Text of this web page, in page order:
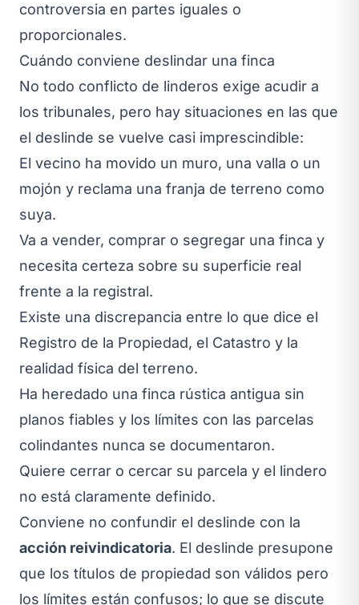
controversia en partes iguales o
proporcionales.
Cuándo conviene deslindar una finca
No todo conflicto de linderos exige acudir a
los tribunales, pero hay situaciones en las que
el deslinde se vuelve casi imprescindible:
El vecino ha movido un muro, una valla o un
mojón y reclama una franja de terreno como
suya.
Va a vender, comprar o segregar una finca y
necesita certeza sobre su superficie real
frente a la registral.
Existe una discrepancia entre lo que dice el
Registro de la Propiedad, el Catastro y la
realidad física del terreno.
Ha heredado una finca rústica antigua sin
planos fiables y los límites con las parcelas
colindantes nunca se documentaron.
Quiere cerrar o cercar su parcela y el lindero
no está claramente definido.
Conviene no confundir el deslinde con la
acción reivindicatoria. El deslinde presupone
que los títulos de propiedad son válidos pero
los límites están confusos; lo que se discute